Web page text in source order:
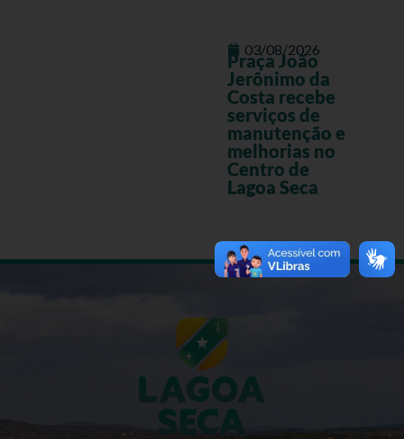
03/08/2026
Praça João
Jerônimo da
Costa recebe
serviços de
manutenção e
melhorias no
Centro de
Lagoa Seca